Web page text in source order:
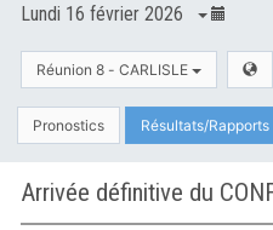
Lundi 16 février 2026
Réunion 8 - CARLISLE
Pronostics Résultats/Rapports